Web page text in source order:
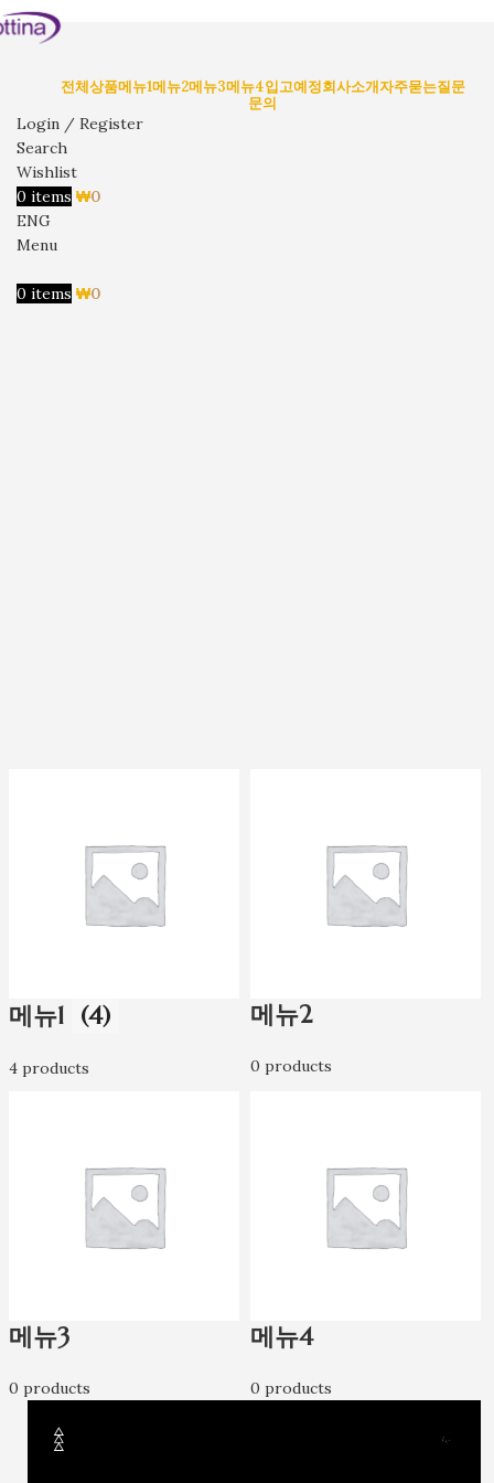
전체상품메뉴1메뉴2메뉴3메뉴4입고예정회사소개자주묻는질문
문의
Login / Register
Search
Wishlist
0 items ₩0
ENG
Menu
0 items ₩0
메뉴1 (4)
4 products
메뉴2
0 products
메뉴3
0 products
메뉴4
0 products